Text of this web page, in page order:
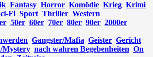
Fantasy Horror Komödie Krieg Krimi
Fi Sport Thriller Western
50er 60er 70er 80er 90er 2000er
Gangster/Mafia Geister Gericht
Mystery nach wahren Begebenheiten On